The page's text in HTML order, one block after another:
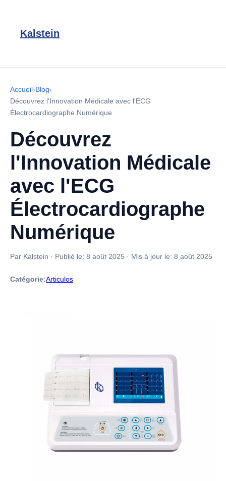
Kalstein
Accueil›Blog›
Découvrez l'Innovation Médicale avec l'ECG
Électrocardiographe Numérique
Découvrez
l'Innovation Médicale
avec l'ECG
Électrocardiographe
Numérique
Par Kalstein · Publié le: 8 août 2025 · Mis à jour le: 8 août 2025
Catégorie:Articulos